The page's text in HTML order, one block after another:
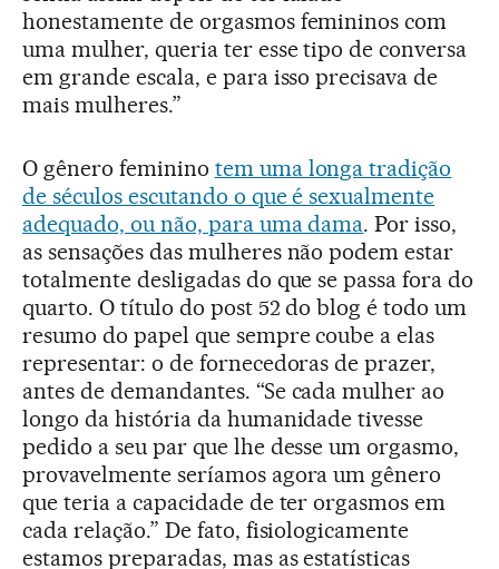
honestamente de orgasmos femininos com
uma mulher, queria ter esse tipo de conversa
em grande escala, e para isso precisava de
mais mulheres.”
O gênero feminino tem uma longa tradição
de séculos escutando o que é sexualmente
adequado, ou não, para uma dama. Por isso,
as sensações das mulheres não podem estar
totalmente desligadas do que se passa fora do
quarto. O título do post 52 do blog é todo um
resumo do papel que sempre coube a elas
representar: o de fornecedoras de prazer,
antes de demandantes. “Se cada mulher ao
longo da história da humanidade tivesse
pedido a seu par que lhe desse um orgasmo,
provavelmente seríamos agora um gênero
que teria a capacidade de ter orgasmos em
cada relação.” De fato, fisiologicamente
estamos preparadas, mas as estatísticas